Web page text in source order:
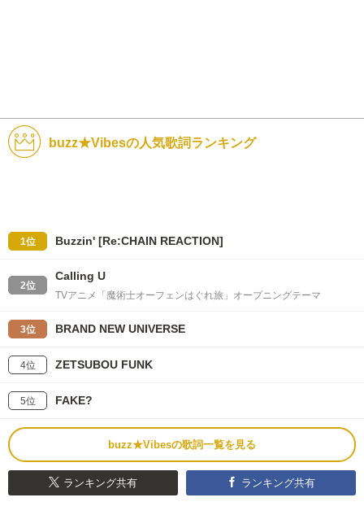
buzz★Vibesの人気歌詞ランキング
1位 Buzzin' [Re:CHAIN REACTION]
2位
Calling U
TVアニメ「魔術士オーフェンはぐれ旅」オープニングテーマ
3位 BRAND NEW UNIVERSE
4位 ZETSUBOU FUNK
5位 FAKE?
buzz★Vibesの歌詞一覧を見る
ランキング共有 ランキング共有